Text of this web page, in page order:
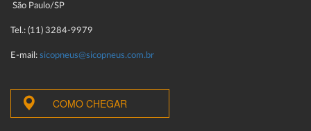
São Paulo/SP
Tel.: (11) 3284-9979
E-mail: sicopneus@sicopneus.com.br
COMO CHEGAR